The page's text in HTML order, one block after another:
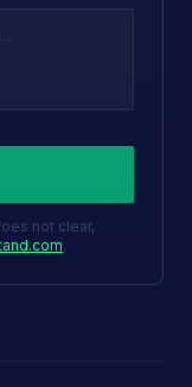
not clear,
.